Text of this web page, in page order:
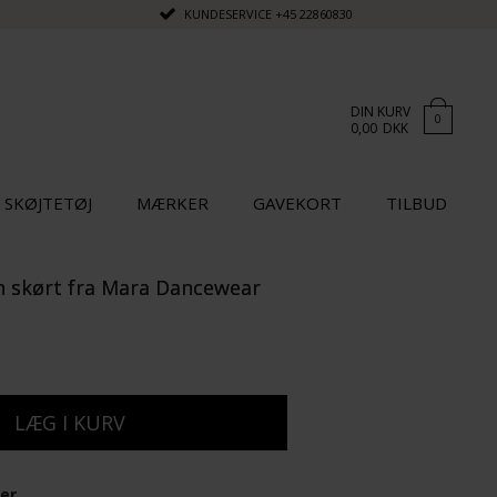
KUNDESERVICE +45 22860830
DIN KURV
0,00 DKK 0
SKØJTETØJ MÆRKER GAVEKORT TILBUD
fra Mara Dancewear